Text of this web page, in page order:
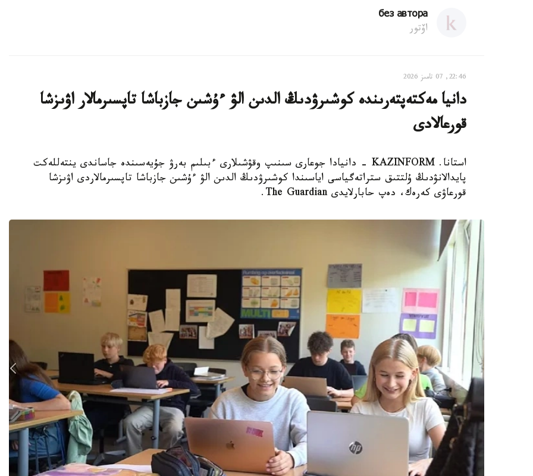
без автора
اۆتور
22:46, 07 تامىز 2026
دانيا مەكتەپتەرىندە كوشىرۋدىڭ الدىن الۋ ءۇشىن جازباشا تاپسىرمالار اۋىزشا
قورعالادى
استانا. KAZINFORM - دانيادا جوعارى سىنىپ وقۋشىلارى ءبىلىم بەرۋ جۇيەسىندە جاساندى ينتەللەكت
پايدالانۋدىڭ ۇلتتىق ستراتەگياسى اياسىندا كوشىرۋدىڭ الدىن الۋ ءۇشىن جازباشا تاپسىرمالاردى اۋىزشا
قورعاۋى كەرەك، دەپ حابارلايدى The Guardian.